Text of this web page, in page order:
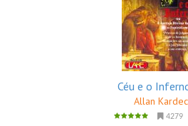
Céu e o
Allan Kardec
4279